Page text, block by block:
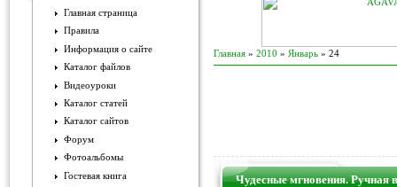
Главная страница
Правила
Информация о сайте
Каталог файлов
Видеоуроки
Каталог статей
Каталог сайтов
Форум
Фотоальбомы
Гостевая книга
Главная » 2010 » Январь » 24
Чудесные мгновения.